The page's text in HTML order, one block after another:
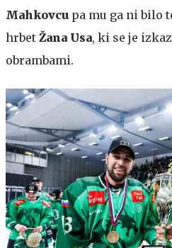
Mahkovcu pa mu ga ni bilo
hrbet Žana Usa, ki se je
obrambami.